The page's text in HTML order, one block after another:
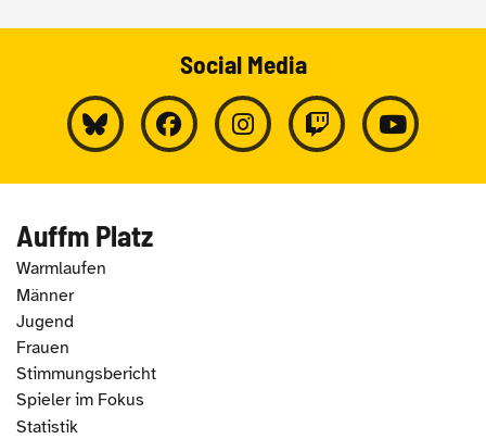
Social Media
Auffm Platz
Warmlaufen
Männer
Jugend
Frauen
Stimmungsbericht
Spieler im Fokus
Statistik